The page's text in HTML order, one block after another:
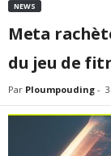
NEWS
Meta
du jeu de
Par Ploumpouding -